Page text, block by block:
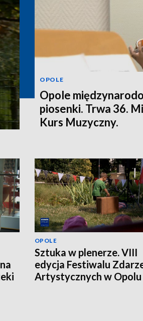
OPOLE
Opole
piosenki. Trwa 36.
Kurs Muzyczny.
OPOLE
Sztuka w plenerze. VIII
edycja Festiwalu
Artystycznych w Opolu